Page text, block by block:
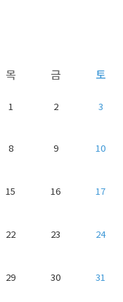
목 금 토
1 2 3
8 9 10
15 16 17
22 23 24
29 30 31